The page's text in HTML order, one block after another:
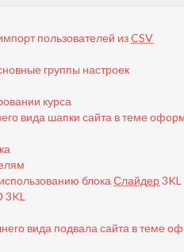
пользователей изCSV
группы настроек
курса
вида шапки сайта в теме
блокаСлайдер3KL
3KL
вида подвала сайта в теме